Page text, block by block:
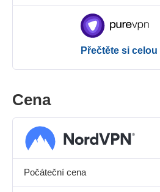
Přečtěte si
Cena
Počáteční cena